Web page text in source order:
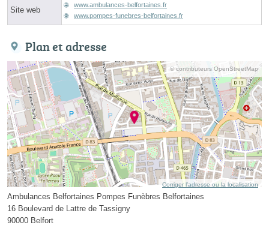
Site web
www.ambulances-belfortaines.fr
www.pompes-funebres-belfortaines.fr
Plan et adresse
© contributeurs OpenStreetMap
Corriger l’adresse ou la localisation
Ambulances Belfortaines Pompes Funèbres Belfortaines
16 Boulevard de Lattre de Tassigny
90000 Belfort